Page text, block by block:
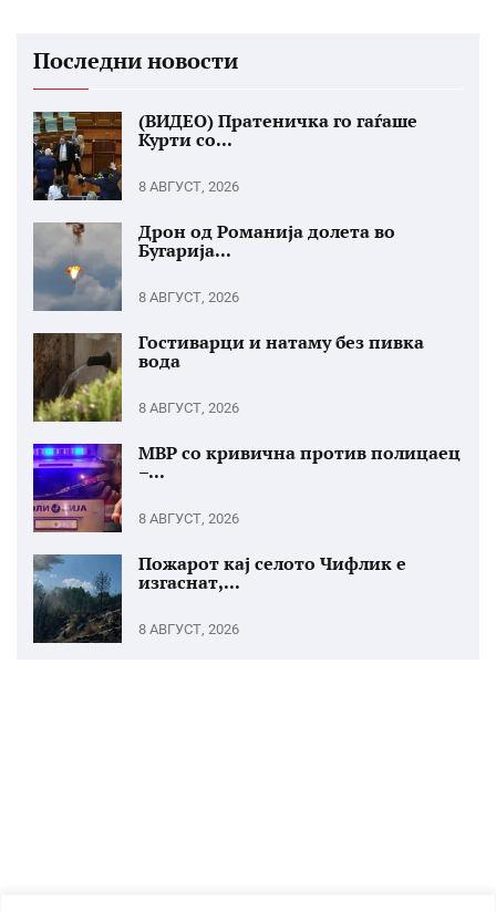
Последни новости
(ВИДЕО) Пратеничка го гаѓаше
Курти со...
8 АВГУСТ, 2026
Дрон од Романија долета во
Бугарија...
8 АВГУСТ, 2026
Гостиварци и натаму без пивка
вода
8 АВГУСТ, 2026
МВР со кривична против полицаец
–...
8 АВГУСТ, 2026
Пожарот кај селото Чифлик е
изгаснат,...
8 АВГУСТ, 2026